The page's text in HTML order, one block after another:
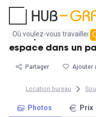
Aucun
trouvé
1 à 2 postes de
espace dans un
Partager Ajouter
Location bureau
Photos Prix